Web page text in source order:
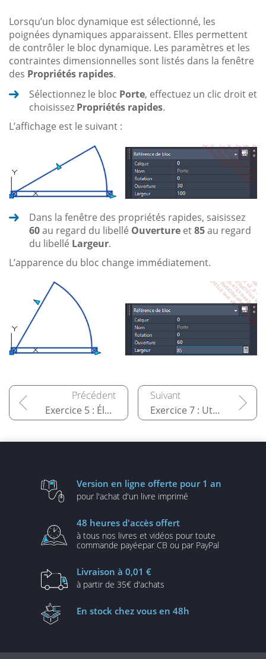
Lorsqu’un bloc dynamique est sélectionné, les
poignées dynamiques apparaissent. Elles permettent
de contrôler le bloc dynamique. Les paramètres et les
contraintes dimensionnelles sont listés dans la fenêtre
des Propriétés rapides.
Sélectionnez le bloc Porte, effectuez un clic droit et
choisissez Propriétés rapides.
L’affichage est le suivant :
Dans la fenêtre des propriétés rapides, saisissez
60au regard du libellé Ouverture et85au regard
du libellé Largeur.
L’apparence du bloc change immédiatement.
Exercice 5 : Éléments de bibliothèque Exercice 7 : Utiliser les attributs
Version en ligne offerte pour 1 an
pour l'achat d'un livre imprimé
48 heures d'accès offert
à tous nos livres et vidéos pour toute
commande payéepar CB ou par PayPal
Livraison à 0,01 €
à partir de 35€ d'achats
En stock chez vous en 48h